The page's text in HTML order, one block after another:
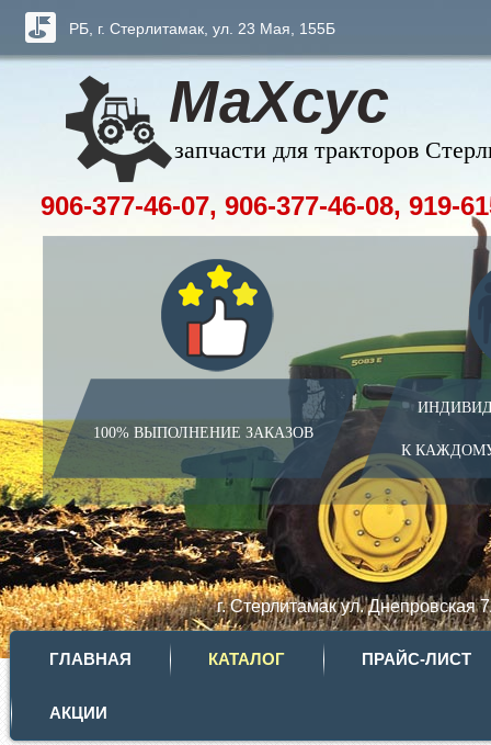
МаХсус
запчасти для тракторов
100% ВЫПОЛНЕНИЕ ЗАКАЗОВ
К
РБ, г. Стерлитамак, ул. 23 Мая, 155Б
г. Стерлитамак ул. Днепровская
906-377-46-07, 906-377-46-08, 919-
ГЛАВНАЯ КАТАЛОГ ПРАЙС-ЛИСТ
АКЦИИ